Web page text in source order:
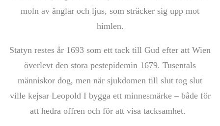
moln av änglar och ljus, som sträcker sig upp mot
himlen.
Statyn restes år 1693 som ett tack till Gud efter att Wien
överlevt den stora pestepidemin 1679. Tusentals
människor dog, men när sjukdomen till slut tog slut
ville kejsar Leopold I bygga ett minnesmärke – både för
att hedra offren och för att visa tacksamhet.